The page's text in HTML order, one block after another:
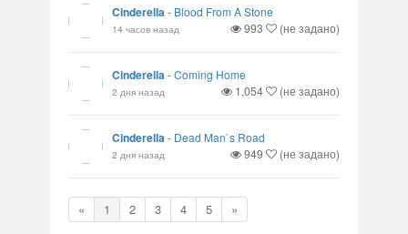
Cinderella- Blood From A Stone
14 часов назад 993 (не задано)
Cinderella-Coming Home
2 дня назад 1,054 (не задано)
Cinderella- Dead Man`s Road
2 дня назад 949 (не задано)
« 1 2 3 4 5 »